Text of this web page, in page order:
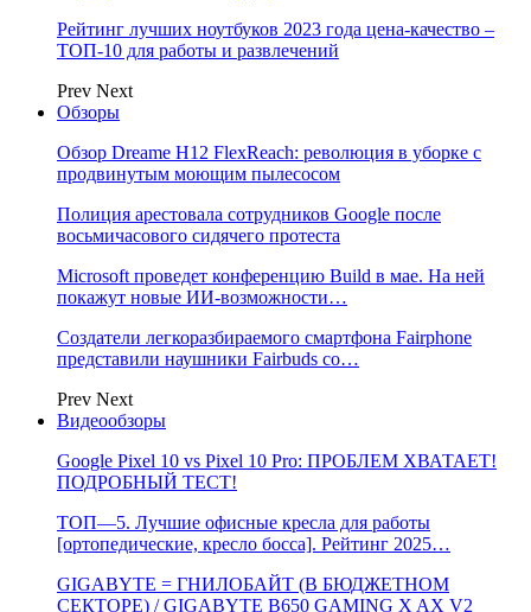
Рейтинг лучших ноутбуков 2023 года цена-качество –
ТОП-10 для работы и развлечений
Prev Next
Обзоры
Обзор Dreame H12 FlexReach: революция в уборке с
продвинутым моющим пылесосом
Полиция арестовала сотрудников Google после
восьмичасового сидячего протеста
Microsoft проведет конференцию Build в мае. На ней
покажут новые ИИ-возможности…
Создатели легкоразбираемого смартфона Fairphone
представили наушники Fairbuds со…
Prev Next
Видеообзоры
Google Pixel 10 vs Pixel 10 Pro: ПРОБЛЕМ ХВАТАЕТ!
ПОДРОБНЫЙ ТЕСТ!
ТОП—5. Лучшие офисные кресла для работы
[ортопедические, кресло босса]. Рейтинг 2025…
GIGABYTE = ГНИЛОБАЙТ (В БЮДЖЕТНОМ
СЕКТОРЕ) / GIGABYTE B650 GAMING X AX V2